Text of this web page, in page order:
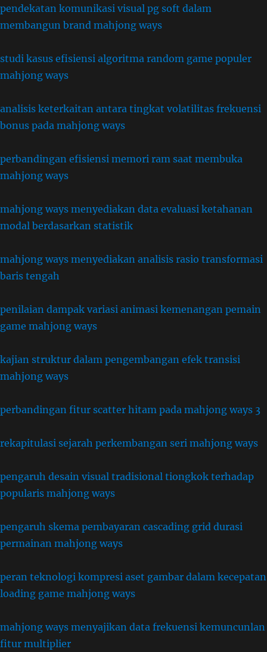
pendekatan komunikasi visual pg soft dalam
membangun brand mahjong ways
studi kasus efisiensi algoritma random game populer
mahjong ways
analisis keterkaitan antara tingkat volatilitas frekuensi
bonus pada mahjong ways
perbandingan efisiensi memori ram saat membuka
mahjong ways
mahjong ways menyediakan data evaluasi ketahanan
modal berdasarkan statistik
mahjong ways menyediakan analisis rasio transformasi
baris tengah
penilaian dampak variasi animasi kemenangan pemain
game mahjong ways
kajian struktur dalam pengembangan efek transisi
mahjong ways
perbandingan fitur scatter hitam pada mahjong ways 3
rekapitulasi sejarah perkembangan seri mahjong ways
pengaruh desain visual tradisional tiongkok terhadap
popularis mahjong ways
pengaruh skema pembayaran cascading grid durasi
permainan mahjong ways
peran teknologi kompresi aset gambar dalam kecepatan
loading game mahjong ways
mahjong ways menyajikan data frekuensi kemuncunlan
fitur multiplier